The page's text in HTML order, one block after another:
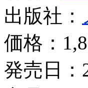
出版社：
価格：
発売日：